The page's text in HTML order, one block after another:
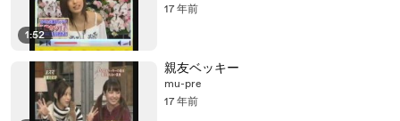
1:52
17 年前
親友ベッキー
mu-pre
17 年前